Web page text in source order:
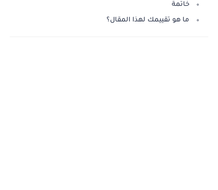
خاتمة
ما هو تقييمك لهذا المقال؟